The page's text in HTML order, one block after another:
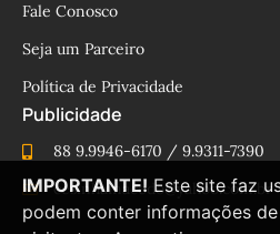
Fale Conosco
Seja um Parceiro
Política de Privacidade
Publicidade
88 9.9946-6170 / 9.9311-7390
cesinhamacedo@yahoo.com.br
IMPORTANTE! Este site faz
podem conter informações